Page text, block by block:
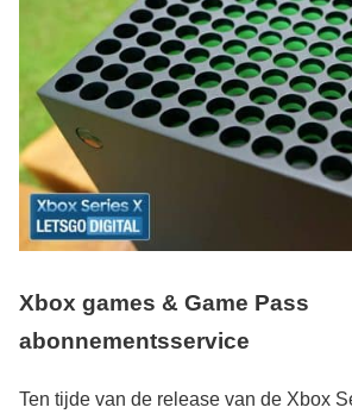
Xbox games & Game Pass
abonnementsservice
Ten tijde van de release van de Xbox